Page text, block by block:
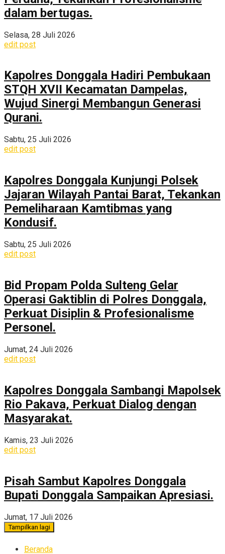
dalam bertugas.
Selasa, 28 Juli 2026
edit post
Kapolres Donggala Hadiri Pembukaan
STQH XVII Kecamatan Dampelas,
Wujud Sinergi Membangun Generasi
Qurani.
Sabtu, 25 Juli 2026
edit post
Kapolres Donggala Kunjungi Polsek
Jajaran Wilayah Pantai Barat, Tekankan
Pemeliharaan Kamtibmas yang
Kondusif.
Sabtu, 25 Juli 2026
edit post
Bid Propam Polda Sulteng Gelar
Operasi Gaktiblin di Polres Donggala,
Perkuat Disiplin & Profesionalisme
Personel.
Jumat, 24 Juli 2026
edit post
Kapolres Donggala Sambangi Mapolsek
Rio Pakava, Perkuat Dialog dengan
Masyarakat.
Kamis, 23 Juli 2026
edit post
Pisah Sambut Kapolres Donggala
Bupati Donggala Sampaikan Apresiasi.
Jumat, 17 Juli 2026
Tampilkan lagi
Beranda